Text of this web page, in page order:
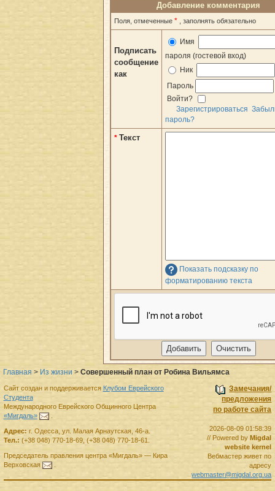
Добавление комментария
Поля, отмеченные * , заполнять обязательно
Подписать
сообщение
как
Имя
пароля (гостевой вход)
Ник
Пароль
Войти?
Зарегистрироваться
пароль?
* Текст
Показать подсказку по
форматированию текста
Главная > Из жизни > Совершенный план от Робина Вильямса
Замечания/
предложения
по работе сайта
2026-08-09 01:58:39
// Powered byMigdal
website kernel
Вебмастер живет по
адресу
webmaster@migdal.org.ua
Сайт создан и поддерживается Клубом Еврейского
Студента
Международного Еврейского Общинного Центра
«Мигдаль»
.
Адрес: г. Одесса, ул. Малая Арнаутская, 46-а.
Тел.: (+38 048) 770-18-69, (+38 048) 770-18-61
Председатель правленияцентра «Мигдаль»— Кира
Верховская
.